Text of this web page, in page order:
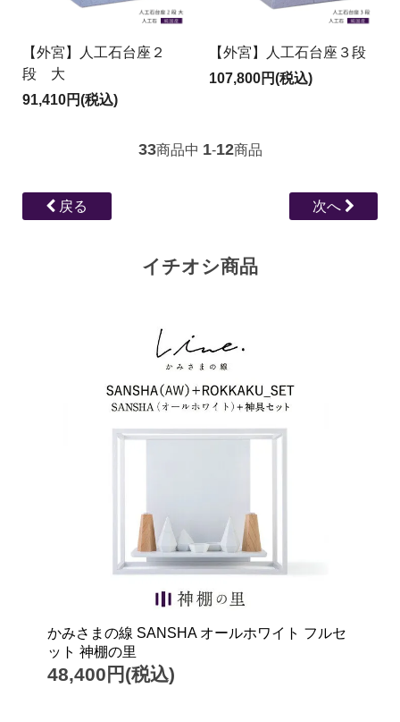
【外宮】人工石台座２
段 大
91,410円(税込)
【外宮】人工石台座３段
107,800円(税込)
33商品中 1-12商品
戻る 次へ
イチオシ商品
かみさまの線 SANSHA オールホワイト フルセ
ット 神棚の里
48,400円(税込)